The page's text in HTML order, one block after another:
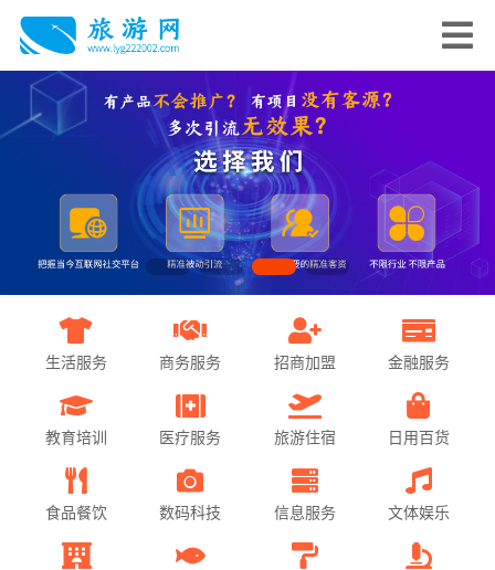
生活服务 商务服务 招商加盟 金融服务
教育培训 医疗服务 旅游住宿 日用百货
食品餐饮 数码科技 信息服务 文体娱乐